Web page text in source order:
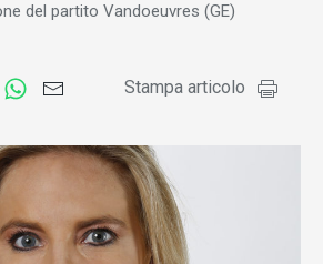
del partito Vandoeuvres (GE)
Stampa articolo